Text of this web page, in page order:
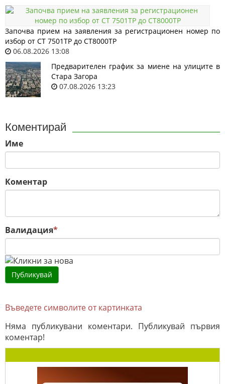
Започва прием на заявления за регистрационен номер по
избор от СТ 7501ТР до СТ8000ТР
06.08.2026 13:08
Предварителен график за миене на улиците в
Стара Загора
07.08.2026 13:23
Коментирай
Име
Коментар
Валидация*
Въведете символите от картинката
Няма публикувани коментари. Публикувай първия
коментар!